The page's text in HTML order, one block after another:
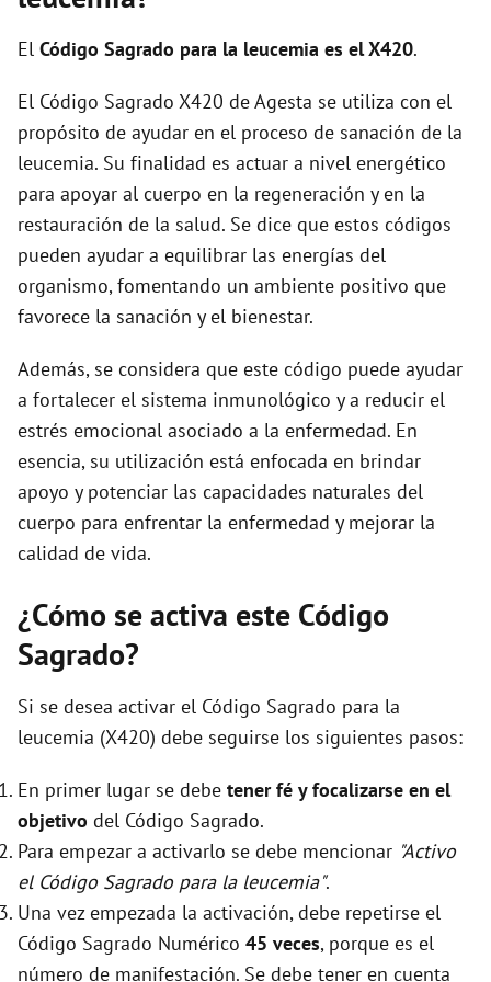
e
o
El Código Sagrado para la leucemia es el X420.
El Código Sagrado X420 de Agesta se utiliza con el
propósito de ayudar en el proceso de sanación de la
leucemia. Su finalidad es actuar a nivel energético
para apoyar al cuerpo en la regeneración y en la
restauración de la salud. Se dice que estos códigos
pueden ayudar a equilibrar las energías del
organismo, fomentando un ambiente positivo que
favorece la sanación y el bienestar.
Además, se considera que este código puede ayudar
a fortalecer el sistema inmunológico y a reducir el
estrés emocional asociado a la enfermedad. En
esencia, su utilización está enfocada en brindar
apoyo y potenciar las capacidades naturales del
cuerpo para enfrentar la enfermedad y mejorar la
calidad de vida.
¿Cómo se activa este Código
Sagrado?
Si se desea activar el Código Sagrado para la
leucemia (X420) debe seguirse los siguientes pasos:
En primer lugar se debe tener fé y focalizarse en el
objetivo del Código Sagrado.
Para empezar a activarlo se debe mencionar "Activo
el Código Sagrado para la leucemia".
Una vez empezada la activación, debe repetirse el
Código Sagrado Numérico 45 veces, porque es el
número de manifestación. Se debe tener en cuenta